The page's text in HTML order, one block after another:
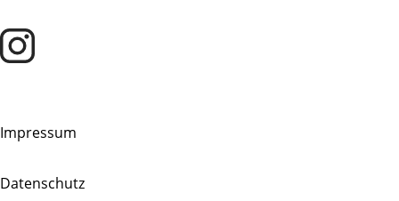
Impressum
Datenschutz